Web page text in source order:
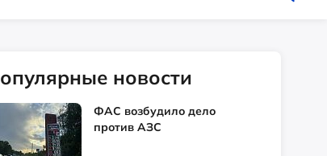
Популярные новости
ФАС возбудило дело
против АЗС